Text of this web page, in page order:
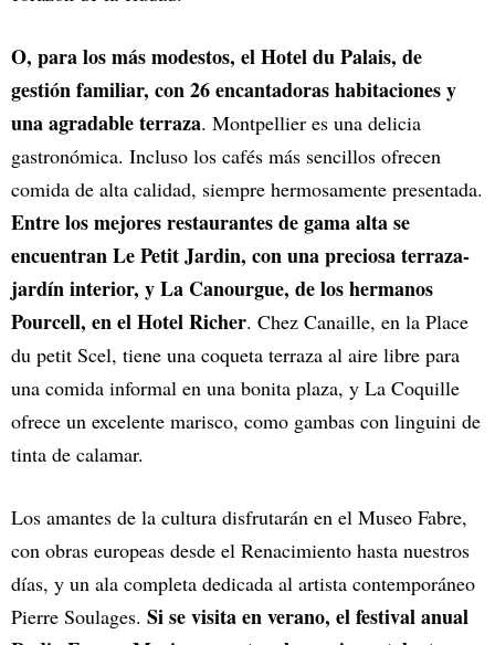
O, para los más modestos, el Hotel du Palais, de
gestión familiar, con 26 encantadoras habitaciones y
una agradable terraza. Montpellier es una delicia
gastronómica. Incluso los cafés más sencillos ofrecen
comida de alta calidad, siempre hermosamente presentada.
Entre los mejores restaurantes de gama alta se
encuentran Le Petit Jardin, con una preciosa terraza-
jardín interior, y La Canourgue, de los hermanos
Pourcell, en el Hotel Richer. Chez Canaille, en la Place
du petit Scel, tiene una coqueta terraza al aire libre para
una comida informal en una bonita plaza, y La Coquille
ofrece un excelente marisco, como gambas con linguini de
tinta de calamar.
Los amantes de la cultura disfrutarán en el Museo Fabre,
con obras europeas desde el Renacimiento hasta nuestros
días, y un ala completa dedicada al artista contemporáneo
Pierre Soulages. Si se visita en verano, el festival anual